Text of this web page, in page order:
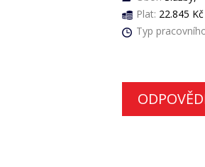
Plat: 22.845 Kč
Typ